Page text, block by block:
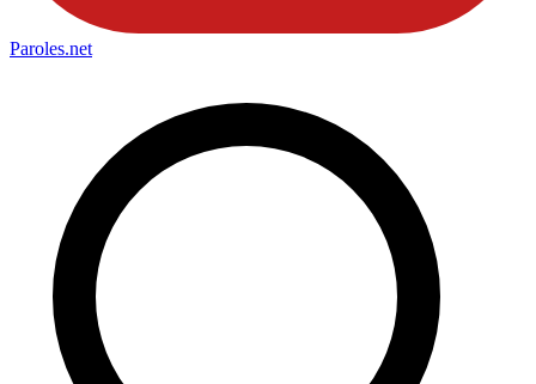
Paroles.net